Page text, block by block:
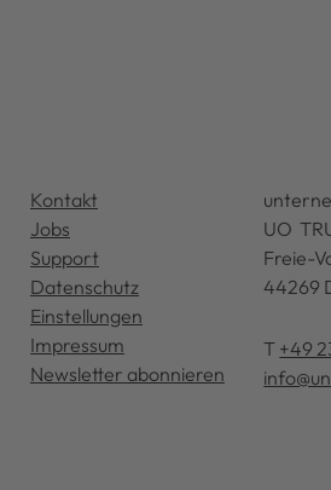
Kontakt
Jobs
Support
Datenschutz
Einstellungen
Impressum
Newsletter abonnieren
UO
Freie-
44269
T +49